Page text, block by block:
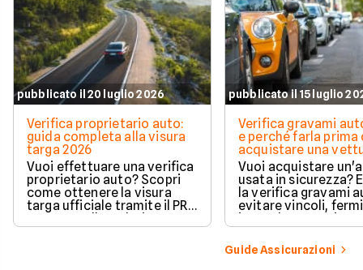
pubblicato il 20 luglio 2026
Verifica proprietario auto:
guida completa alla visura
targa 2026
Vuoi effettuare una verifica
proprietario auto? Scopri
come ottenere la visura
targa ufficiale tramite il PRA
per controllare dati e
vincoli in totale sicurezza.
pubblicato il 15 luglio
Verifica gravami
e perché farla prima
acquistare una
Vuoi acquistare
usata in sicurezza?
la verifica gravami
evitare vincoli,
ipoteche. Scopri
tutelare il tuo
Guide Assicurazioni